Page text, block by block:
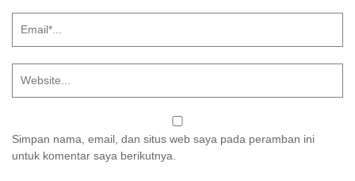
Simpan nama, email, dan situs web saya pada peramban ini
untuk komentar saya berikutnya.